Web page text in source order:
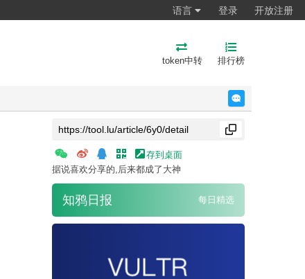
语言 登录 开放注册
token中转 排行榜
存到桌面
据说喜欢分享的,后来都成了大神
知鸦日报 每日精选